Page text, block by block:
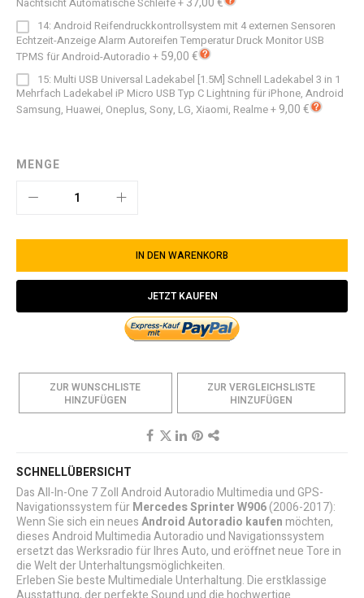
14: Android Reifendruckkontrollsystem mit 4 externen Sensoren
Echtzeit-Anzeige Alarm Autoreifen Temperatur Druck Monitor USB
TPMS für Android-Autoradio + 59,00 €
15: Multi USB Universal Ladekabel [1.5M] Schnell Ladekabel 3 in 1
Mehrfach Ladekabel iP Micro USB Typ C Lightning für iPhone, Android
Samsung, Huawei, Oneplus, Sony, LG, Xiaomi, Realme+ 9,00 €
MENGE
IN DEN WARENKORB
JETZT KAUFEN
ZUR WUNSCHLISTE
HINZUFÜGEN
ZUR VERGLEICHSLISTE
HINZUFÜGEN
SCHNELLÜBERSICHT
Das All-In-One 7 Zoll Android Autoradio Multimedia und GPS-
Navigationssystem fürMercedes Sprinter W906(2006-2017):
Wenn Sie sich ein neuesAndroid Autoradio kaufenmöchten,
dieses Android Multimedia Autoradio und Navigationssystem
ersetzt das Werksradio für Ihres Auto, und eröffnet neue Tore in
die Welt der Unterhaltungsmöglichkeiten.
Erleben Sie beste Multimediale Unterhaltung. Die erstklassige